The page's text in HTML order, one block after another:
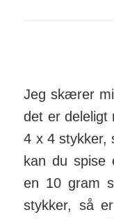
Jeg skærer
det er
4 x 4 stykker,
kan du spise
en 10 gram
stykker, så